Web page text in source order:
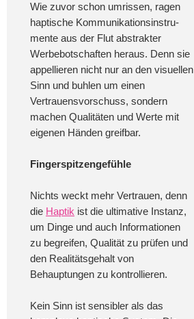
Wie zuvor schon umrissen, ragen
haptische Kommunikationsinstru-
mente aus der Flut abstrakter
Werbebotschaften heraus. Denn sie
appellieren nicht nur an den visuellen
Sinn und buhlen um einen
Vertrauensvorschuss, sondern
machen Qualitäten und Werte mit
eigenen Händen greifbar.
Fingerspitzengefühle
Nichts weckt mehr Vertrauen, denn
die Haptik ist die ultimative Instanz,
um Dinge und auch Informationen
zu begreifen, Qualität zu prüfen und
den Realitätsgehalt von
Behauptungen zu kontrollieren.
Kein Sinn ist sensibler als das